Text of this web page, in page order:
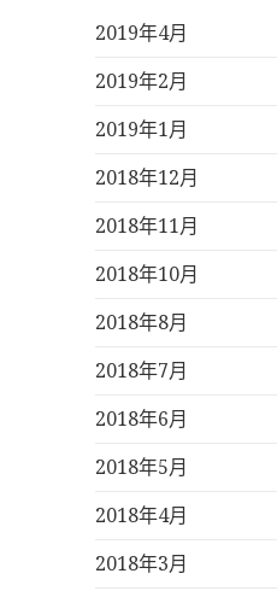
2019年4月
2019年2月
2019年1月
2018年12月
2018年11月
2018年10月
2018年8月
2018年7月
2018年6月
2018年5月
2018年4月
2018年3月